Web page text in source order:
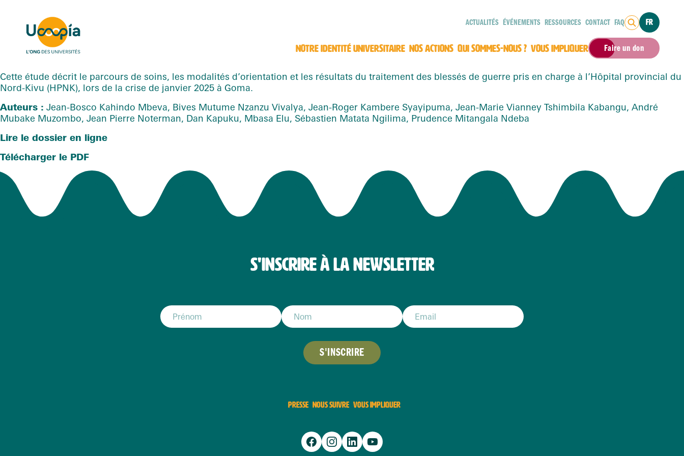
ACTUALITÉS ÉVÉNEMENTS RESSOURCES CONTACT FAQ FR
NOTRE IDENTITÉ UNIVERSITAIRE NOS ACTIONS QUI SOMMES-NOUS ? VOUS IMPLIQUER Faire un don
Cette étude décrit le parcours de soins, les modalités d’orientation et les résultats du traitement des blessés de guerre pris en charge à l’Hôpital provincial du
Nord-Kivu (HPNK), lors de la crise de janvier 2025 à Goma.
Auteurs : Jean-Bosco Kahindo Mbeva, Bives Mutume Nzanzu Vivalya, Jean-Roger Kambere Syayipuma, Jean-Marie Vianney Tshimbila Kabangu, André
Mubake Muzombo, Jean Pierre Noterman, Dan Kapuku, Mbasa Elu, Sébastien Matata Ngilima, Prudence Mitangala Ndeba
Lire le dossier en ligne
Télécharger le PDF
S'INSCRIRE À LA NEWSLETTER
S'INSCRIRE
PRESSE NOUS SUIVRE VOUS IMPLIQUER